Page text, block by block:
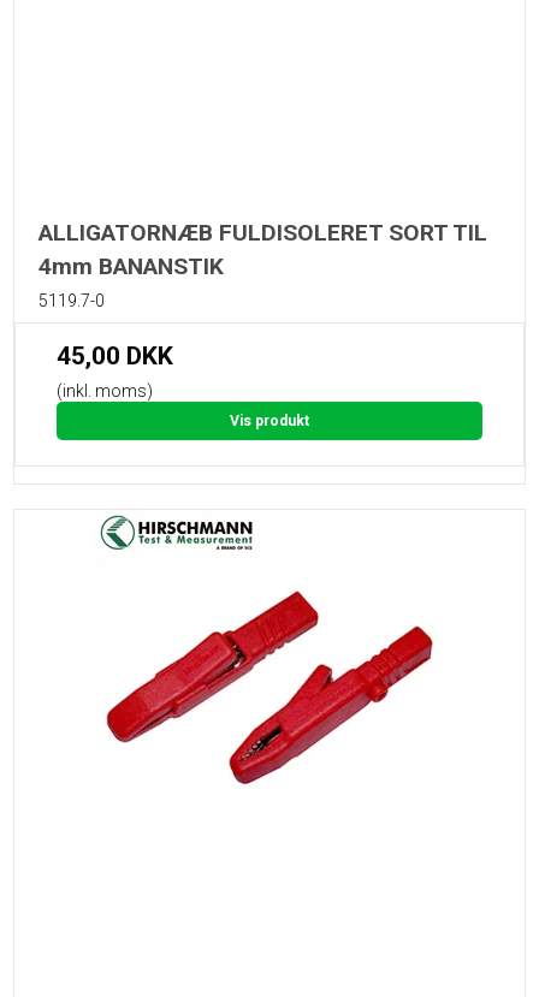
ALLIGATORNÆB FULDISOLERET SORT TIL
4mm BANANSTIK
5119.7-0
45,00 DKK
(inkl. moms)
Vis produkt